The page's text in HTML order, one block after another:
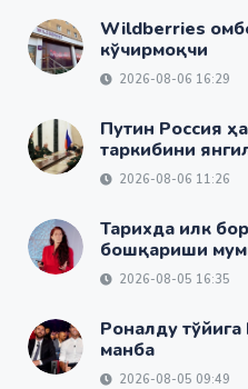
Wildberries
кўчирмоқчи
2026-08-06 16:29
Путин Россия
таркибини
2026-08-06 11:26
Тарихда илк
бошқариши
2026-08-05 16:35
Роналду
манба
2026-08-05 09:49